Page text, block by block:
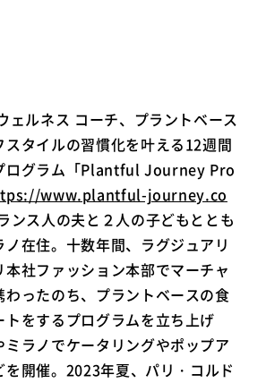
ェルネス コーチ、プラントベース
スタイルの習慣化を叶える12週間
ログラム「Plantful Journey Pro
www.plantful-journey.co
ンス人の夫と２人の子どもととも
在住。十数年間、ラグジュアリ
社ファッション本部でマーチャ
わったのち、プラントベースの食
トをするプログラムを立ち上げ
ミラノでケータリングやポップア
を開催。2023年夏、パリ・コルド